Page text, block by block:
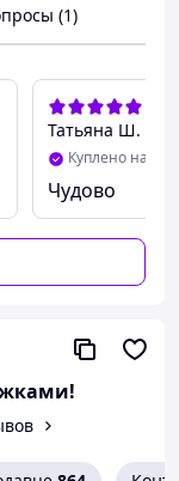
(мірявся
(1)
Татьяна Ш.
Куплено на
Чудово